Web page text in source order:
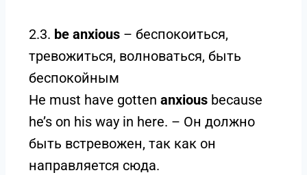
2.3. be anxious – беспокоиться,
тревожиться, волноваться, быть
беспокойным
He must have gotten anxious because
he’s on his way in here. – Он должно
быть встревожен, так как он
направляется сюда.